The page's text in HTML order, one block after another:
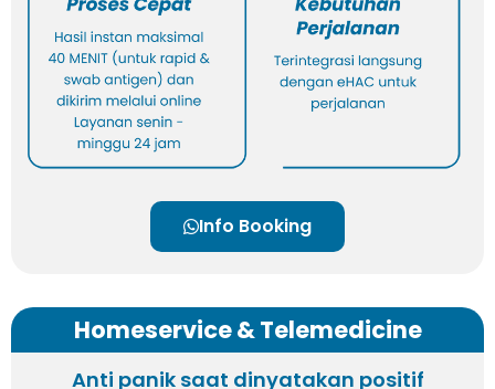
Info Booking
Homeservice & Telemedicine
Anti panik saat dinyatakan positif